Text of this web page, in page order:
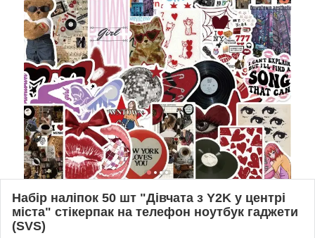
Набір наліпок 50 шт "Дівчата з Y2K у центрі
міста" стікерпак на телефон ноутбук гаджети
(SVS)